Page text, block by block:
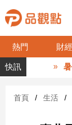
熱門 財經
品
觀
財
暑假
首頁 生活